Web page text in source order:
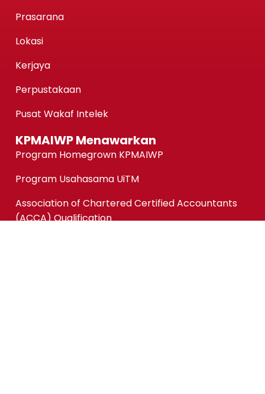
Prasarana
Lokasi
Kerjaya
Perpustakaan
Pusat Wakaf Intelek
KPMAIWP Menawarkan
Program Homegrown KPMAIWP
Program Usahasama UiTM
Association of Chartered Certified Accountants
(ACCA) Qualification